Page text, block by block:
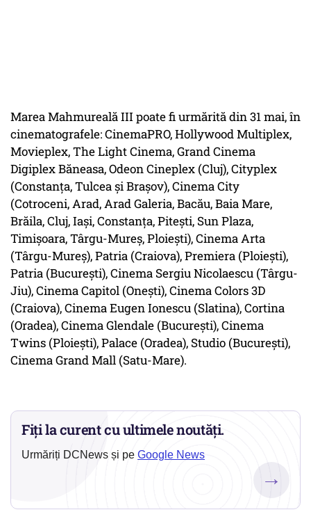
Marea Mahmureală III poate fi urmărită din 31 mai, în
cinematografele: CinemaPRO, Hollywood Multiplex,
Movieplex, The Light Cinema, Grand Cinema
Digiplex Băneasa, Odeon Cineplex (Cluj), Cityplex
(Constanța, Tulcea și Brașov), Cinema City
(Cotroceni, Arad, Arad Galeria, Bacău, Baia Mare,
Brăila, Cluj, Iaşi, Constanța, Pitești, Sun Plaza,
Timişoara, Târgu-Mureș, Ploieşti), Cinema Arta
(Târgu-Mureș), Patria (Craiova), Premiera (Ploiești),
Patria (București), Cinema Sergiu Nicolaescu (Târgu-
Jiu), Cinema Capitol (Onești), Cinema Colors 3D
(Craiova), Cinema Eugen Ionescu (Slatina), Cortina
(Oradea), Cinema Glendale (București), Cinema
Twins (Ploiești), Palace (Oradea), Studio (București),
Cinema Grand Mall (Satu-Mare).
Fiți la curent cu ultimele noutăți.
Urmăriți DCNews și pe Google News
→